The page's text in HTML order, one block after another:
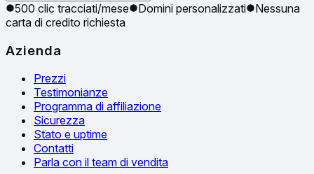
500 clic tracciati/mese Domini personalizzati
Nessuna
carta di credito richiesta
Azienda
Prezzi
Testimonianze
Programma di affiliazione
Sicurezza
Stato e uptime
Contatti
Parla con il team di vendita